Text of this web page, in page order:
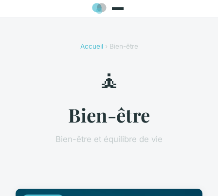
Accueil› Bien-être
🧘
Bien-être
Bien-être et équilibre de vie